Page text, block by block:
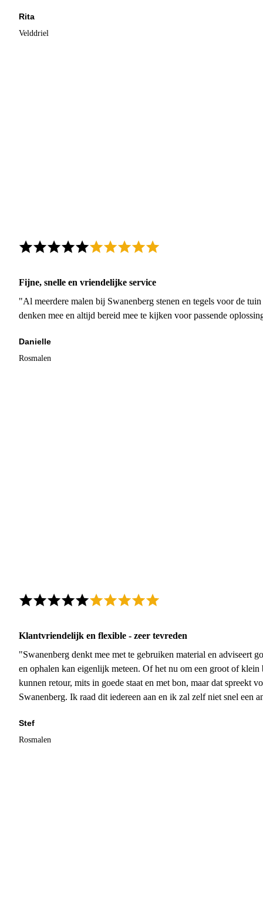
Rita
Velddriel
Fijne, snelle en vriendelijke service
"Al meerdere malen bij Swanenberg stenen en tegels voor de
denken mee en altijd bereid mee te kijken voor passende
Danielle
Rosmalen
Klantvriendelijk en flexible - zeer tevreden
"Swanenberg denkt mee met te gebruiken material en adviseert
en ophalen kan eigenlijk meteen. Of het nu om een groot of
kunnen retour, mits in goede staat en met bon, maar dat spreekt
Swanenberg. Ik raad dit iedereen aan en ik zal zelf niet snel een
Stef
Rosmalen